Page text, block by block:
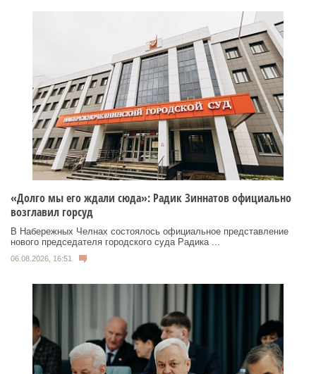
«Долго мы его ждали сюда»: Радик Зиннатов официально
возглавил горсуд
В Набережных Челнах состоялось официальное представление
нового председателя городского суда Радика ...
06.08.2026, 16:51